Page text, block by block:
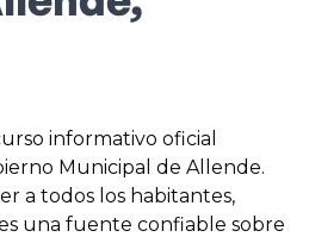
informativo oficial
Municipal de Allende.
a todos los habitantes,
una fuente confiable sobre